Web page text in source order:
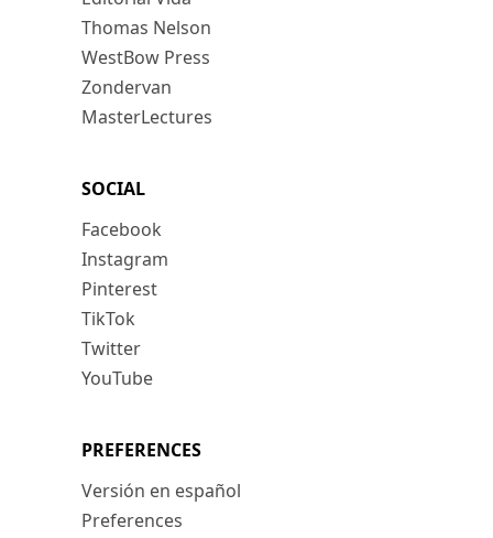
Thomas Nelson
WestBow Press
Zondervan
MasterLectures
SOCIAL
Facebook
Instagram
Pinterest
TikTok
Twitter
YouTube
PREFERENCES
Versión en español
Preferences